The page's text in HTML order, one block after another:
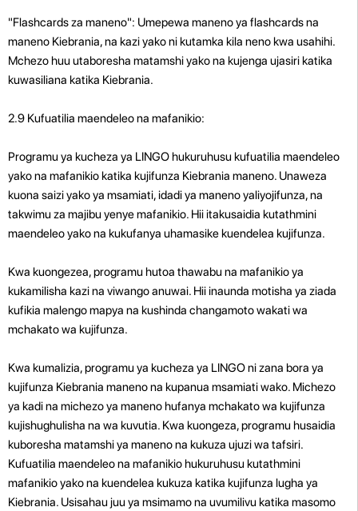
"Flashcards za maneno": Umepewa maneno ya flashcards na
maneno Kiebrania, na kazi yako ni kutamka kila neno kwa usahihi.
Mchezo huu utaboresha matamshi yako na kujenga ujasiri katika
kuwasiliana katika Kiebrania.
2.9 Kufuatilia maendeleo na mafanikio:
Programu ya kucheza ya LINGO hukuruhusu kufuatilia maendeleo
yako na mafanikio katika kujifunza Kiebrania maneno. Unaweza
kuona saizi yako ya msamiati, idadi ya maneno yaliyojifunza, na
takwimu za majibu yenye mafanikio. Hii itakusaidia kutathmini
maendeleo yako na kukufanya uhamasike kuendelea kujifunza.
Kwa kuongezea, programu hutoa thawabu na mafanikio ya
kukamilisha kazi na viwango anuwai. Hii inaunda motisha ya ziada
kufikia malengo mapya na kushinda changamoto wakati wa
mchakato wa kujifunza.
Kwa kumalizia, programu ya kucheza ya LINGO ni zana bora ya
kujifunza Kiebrania maneno na kupanua msamiati wako. Michezo
ya kadi na michezo ya maneno hufanya mchakato wa kujifunza
kujishughulisha na wa kuvutia. Kwa kuongeza, programu husaidia
kuboresha matamshi ya maneno na kukuza ujuzi wa tafsiri.
Kufuatilia maendeleo na mafanikio hukuruhusu kutathmini
mafanikio yako na kuendelea kukuza katika kujifunza lugha ya
Kiebrania. Usisahau juu ya msimamo na uvumilivu katika masomo